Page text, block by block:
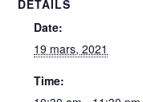
DETAILS
Date:
19 mars, 2021
Time: